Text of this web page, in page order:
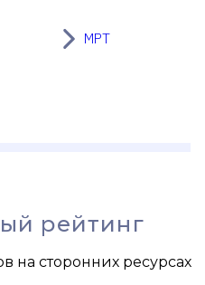
МРТ
рейтинг
на сторонних ресурсах